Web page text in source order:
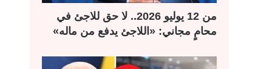
من 12 يوليو 2026.. لا حق للاجئ في
محامٍ مجاني: «اللاجئ يدفع من ماله»